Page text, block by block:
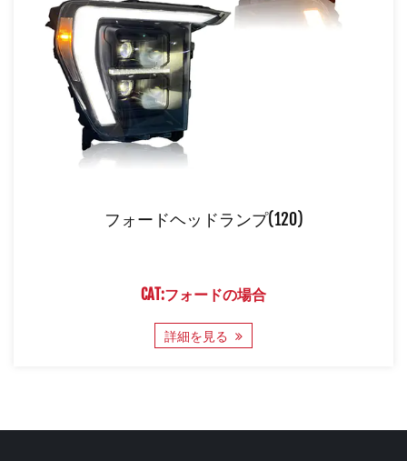
フォードヘッドランプ(120)
CAT:フォードの場合
詳細を見る